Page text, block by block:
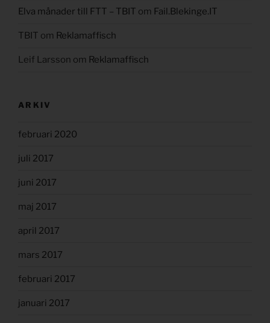
Elva månader till FTT – TBIT om Fail.Blekinge.IT
TBIT om Reklamaffisch
Leif Larsson om Reklamaffisch
ARKIV
februari 2020
juli 2017
juni 2017
maj 2017
april 2017
mars 2017
februari 2017
januari 2017